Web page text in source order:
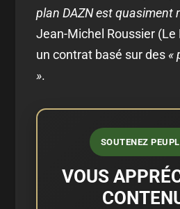
plan DAZN est quasiment
Jean-Michel Roussier (Le
un contrat basé sur des«
».
SOUTENEZ
VOUS